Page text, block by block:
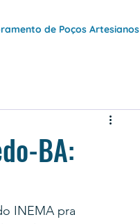
de Poços Artesianos
BA:
INEMA pra